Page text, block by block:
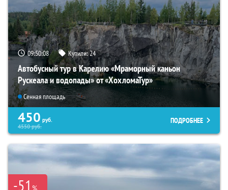
09:50:07 Купили:24
Автобусный тур в Карелию «Мраморный каньон
Рускеала и водопады» от «ХохломаТур»
Сенная площадь
450 руб.
4550руб.
ПОДРОБНЕЕ
-51 %